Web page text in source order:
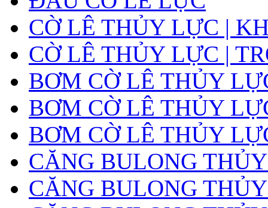
CỜ LÊ THỦY LỰC |
CỜ LÊ THỦY LỰC |
BƠM CỜ LÊ THỦY
BƠM CỜ LÊ THỦY
BƠM CỜ LÊ THỦY
CĂNG BULONG
CĂNG BULONG